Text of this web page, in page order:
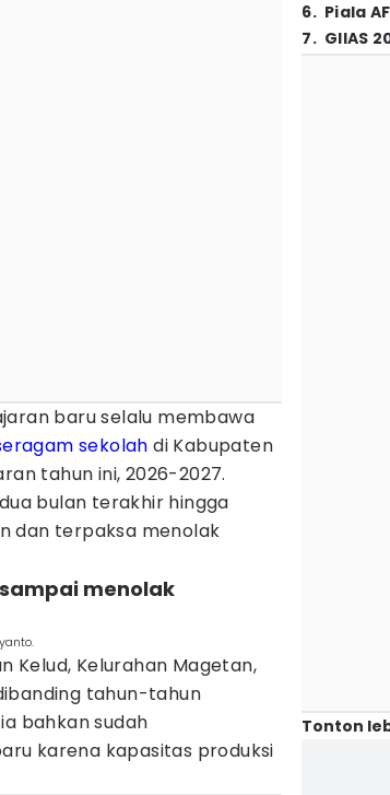
baru selalu membawa
sekolah di Kabupaten
tahun ini, 2026-2027.
bulan terakhir hingga
dan terpaksa menolak
menolak
Kelud, Kelurahan Magetan,
tahun-tahun
bahkan sudah
karena kapasitas produksi
6. Piala
7. GIIAS
Tonton